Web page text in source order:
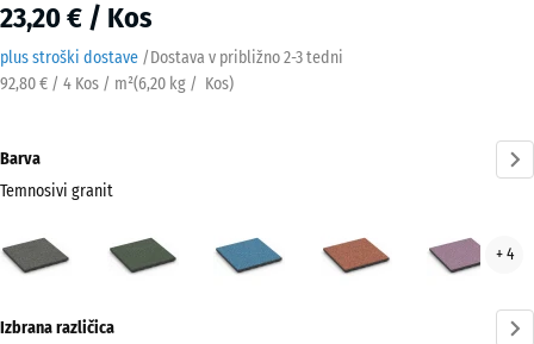
23,20 € / Kos
plus stroški dostave /Dostava v približno2-3 tedni
92,80 € / 4 Kos / m²(6,20 kg / Kos)
Barva
Temnosivi granit
granit
+ 4
informacij
Izbrana različica